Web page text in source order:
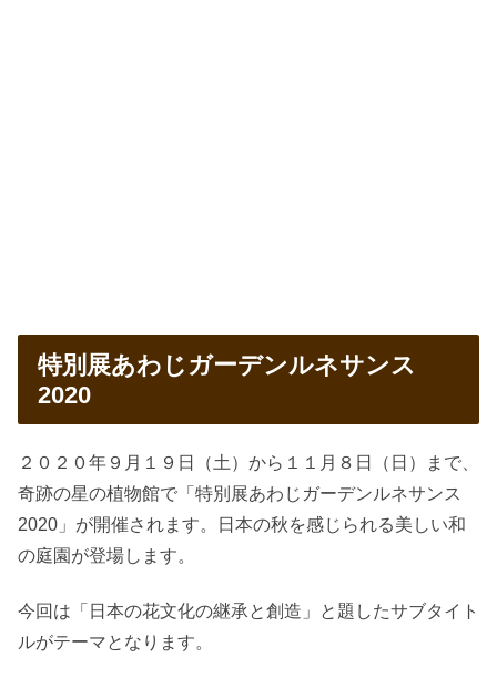
特別展あわじガーデンルネサンス
2020
２０２０年９月１９日（土）から１１月８日（日）まで、
奇跡の星の植物館で「特別展あわじガーデンルネサンス
2020」が開催されます。日本の秋を感じられる美しい和
の庭園が登場します。
今回は「日本の花文化の継承と創造」と題したサブタイト
ルがテーマとなります。